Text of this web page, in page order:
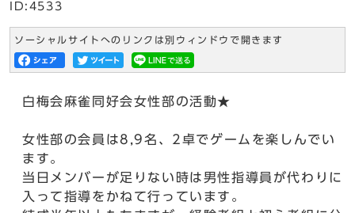
ID:4533
ソーシャルサイトへのリンクは別ウィンドウで開きます
白梅会麻雀同好会女性部の活動★
女性部の会員は8,9名、2卓でゲームを楽しんでい
ます。
当日メンバーが足りない時は男性指導員が代わりに
入って指導をかねて行っています。